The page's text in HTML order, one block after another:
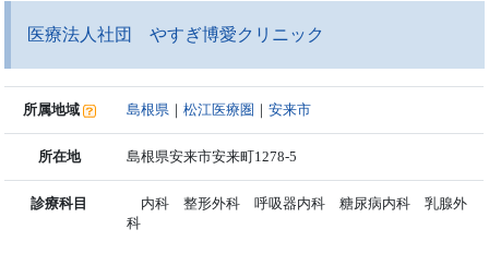
医療法人社団 やすぎ博愛クリニック
所属地域 島根県 ｜松江医療圏 ｜安来市
所在地 島根県安来市安来町1278-5
診療科目
内科 整形外科 呼吸器内科 糖尿病内科 乳腺外
科